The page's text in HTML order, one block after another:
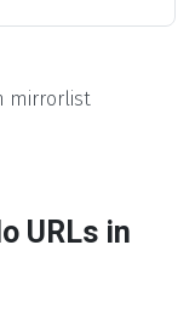
mirrorlist
URLs in